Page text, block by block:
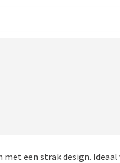
een strak design.